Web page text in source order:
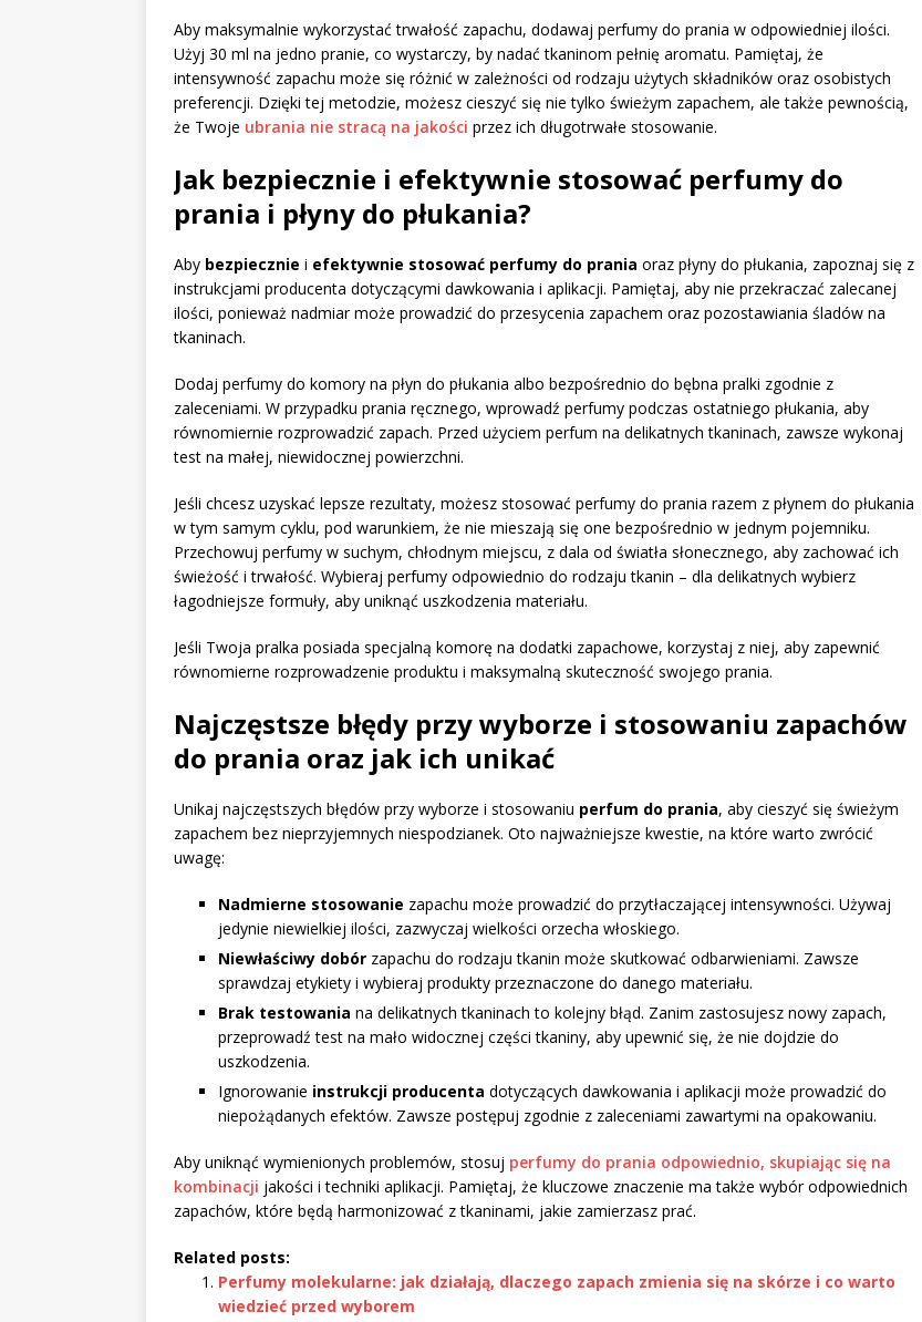
Aby maksymalnie wykorzystać trwałość zapachu, dodawaj perfumy do prania w odpowiedniej ilości.
Użyj 30 ml na jedno pranie, co wystarczy, by nadać tkaninom pełnię aromatu. Pamiętaj, że
intensywność zapachu może się różnić w zależności od rodzaju użytych składników oraz osobistych
preferencji. Dzięki tej metodzie, możesz cieszyć się nie tylko świeżym zapachem, ale także pewnością,
że Twoje ubrania nie stracą na jakości przez ich długotrwałe stosowanie.
Jak bezpiecznie i efektywnie stosować perfumy do
prania i płyny do płukania?
Aby bezpiecznie i efektywnie stosować perfumy do prania oraz płyny do płukania, zapoznaj się z
instrukcjami producenta dotyczącymi dawkowania i aplikacji. Pamiętaj, aby nie przekraczać zalecanej
ilości, ponieważ nadmiar może prowadzić do przesycenia zapachem oraz pozostawiania śladów na
tkaninach.
Dodaj perfumy do komory na płyn do płukania albo bezpośrednio do bębna pralki zgodnie z
zaleceniami. W przypadku prania ręcznego, wprowadź perfumy podczas ostatniego płukania, aby
równomiernie rozprowadzić zapach. Przed użyciem perfum na delikatnych tkaninach, zawsze wykonaj
test na małej, niewidocznej powierzchni.
Jeśli chcesz uzyskać lepsze rezultaty, możesz stosować perfumy do prania razem z płynem do płukania
w tym samym cyklu, pod warunkiem, że nie mieszają się one bezpośrednio w jednym pojemniku.
Przechowuj perfumy w suchym, chłodnym miejscu, z dala od światła słonecznego, aby zachować ich
świeżość i trwałość. Wybieraj perfumy odpowiednio do rodzaju tkanin – dla delikatnych wybierz
łagodniejsze formuły, aby uniknąć uszkodzenia materiału.
Jeśli Twoja pralka posiada specjalną komorę na dodatki zapachowe, korzystaj z niej, aby zapewnić
równomierne rozprowadzenie produktu i maksymalną skuteczność swojego prania.
Najczęstsze błędy przy wyborze i stosowaniu zapachów
do prania oraz jak ich unikać
Unikaj najczęstszych błędów przy wyborze i stosowaniu perfum do prania, aby cieszyć się świeżym
zapachem bez nieprzyjemnych niespodzianek. Oto najważniejsze kwestie, na które warto zwrócić
uwagę:
Nadmierne stosowanie zapachu może prowadzić do przytłaczającej intensywności. Używaj
jedynie niewielkiej ilości, zazwyczaj wielkości orzecha włoskiego.
Niewłaściwy dobór zapachu do rodzaju tkanin może skutkować odbarwieniami. Zawsze
sprawdzaj etykiety i wybieraj produkty przeznaczone do danego materiału.
Brak testowania na delikatnych tkaninach to kolejny błąd. Zanim zastosujesz nowy zapach,
przeprowadź test na mało widocznej części tkaniny, aby upewnić się, że nie dojdzie do
uszkodzenia.
Ignorowanie instrukcji producenta dotyczących dawkowania i aplikacji może prowadzić do
niepożądanych efektów. Zawsze postępuj zgodnie z zaleceniami zawartymi na opakowaniu.
Aby uniknąć wymienionych problemów, stosuj perfumy do prania odpowiednio, skupiając się na
kombinacji jakości i techniki aplikacji. Pamiętaj, że kluczowe znaczenie ma także wybór odpowiednich
zapachów, które będą harmonizować z tkaninami, jakie zamierzasz prać.
Related posts:
Perfumy molekularne: jak działają, dlaczego zapach zmienia się na skórze i co warto
wiedzieć przed wyborem